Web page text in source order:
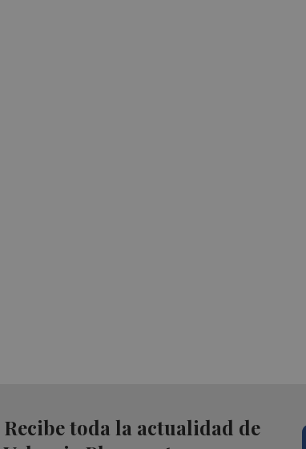
Recibe toda la actualidad de